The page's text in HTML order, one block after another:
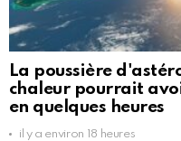
La poussière
chaleur pourrait
en quelques heures
il y a environ 18 heures